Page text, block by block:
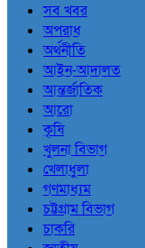
সব খবর
অপরাধ
অর্থনীতি
আইন-আদালত
আন্তর্জাতিক
আরো
কৃষি
খুলনা বিভাগ
খেলাধুলা
গণমাধ্যম
চট্টগ্রাম বিভাগ
চাকরি